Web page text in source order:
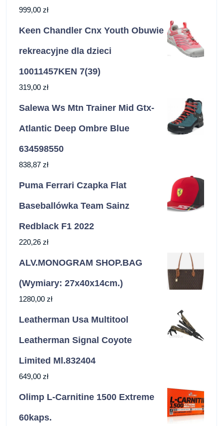
999,00 zł
Keen Chandler Cnx Youth Obuwie
rekreacyjne dla dzieci
10011457KEN 7(39)
319,00 zł
Salewa Ws Mtn Trainer Mid Gtx-
Atlantic Deep Ombre Blue
634598550
838,87 zł
Puma Ferrari Czapka Flat
Baseballówka Team Sainz
Redblack F1 2022
220,26 zł
ALV.MONOGRAM SHOP.BAG
(Wymiary: 27x40x14cm.)
1280,00 zł
Leatherman Usa Multitool
Leatherman Signal Coyote
Limited Ml.832404
649,00 zł
Olimp L-Carnitine 1500 Extreme
60kaps.